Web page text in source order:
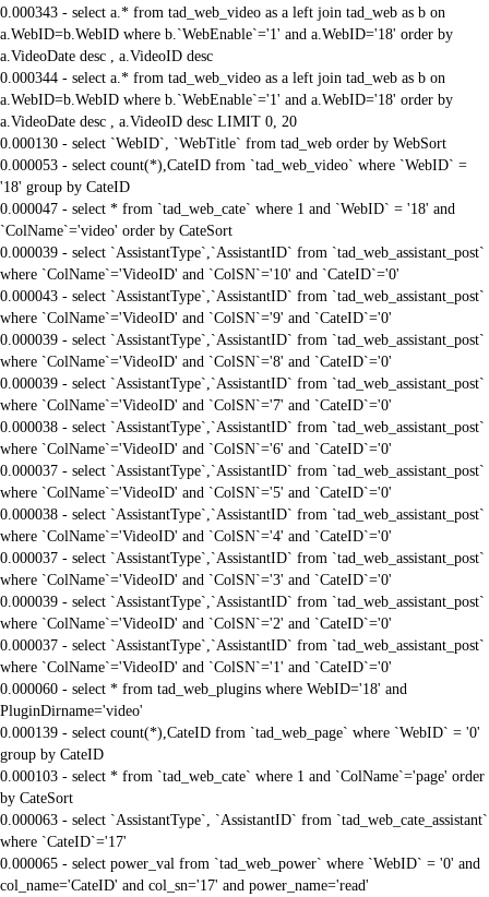
0.000343 - select a.* from tad_web_video as a left join tad_web as b on
a.WebID=b.WebID where b.`WebEnable`='1' and a.WebID='18' order by
a.VideoDate desc , a.VideoID desc
0.000344 - select a.* from tad_web_video as a left join tad_web as b on
a.WebID=b.WebID where b.`WebEnable`='1' and a.WebID='18' order by
a.VideoDate desc , a.VideoID desc LIMIT 0, 20
0.000130 - select `WebID`, `WebTitle` from tad_web order by WebSort
0.000053 - select count(*),CateID from `tad_web_video` where `WebID` =
'18' group by CateID
0.000047 - select * from `tad_web_cate` where 1 and `WebID` = '18' and
`ColName`='video' order by CateSort
0.000039 - select `AssistantType`,`AssistantID` from `tad_web_assistant_post`
where `ColName`='VideoID' and `ColSN`='10' and `CateID`='0'
0.000043 - select `AssistantType`,`AssistantID` from `tad_web_assistant_post`
where `ColName`='VideoID' and `ColSN`='9' and `CateID`='0'
0.000039 - select `AssistantType`,`AssistantID` from `tad_web_assistant_post`
where `ColName`='VideoID' and `ColSN`='8' and `CateID`='0'
0.000039 - select `AssistantType`,`AssistantID` from `tad_web_assistant_post`
where `ColName`='VideoID' and `ColSN`='7' and `CateID`='0'
0.000038 - select `AssistantType`,`AssistantID` from `tad_web_assistant_post`
where `ColName`='VideoID' and `ColSN`='6' and `CateID`='0'
0.000037 - select `AssistantType`,`AssistantID` from `tad_web_assistant_post`
where `ColName`='VideoID' and `ColSN`='5' and `CateID`='0'
0.000038 - select `AssistantType`,`AssistantID` from `tad_web_assistant_post`
where `ColName`='VideoID' and `ColSN`='4' and `CateID`='0'
0.000037 - select `AssistantType`,`AssistantID` from `tad_web_assistant_post`
where `ColName`='VideoID' and `ColSN`='3' and `CateID`='0'
0.000039 - select `AssistantType`,`AssistantID` from `tad_web_assistant_post`
where `ColName`='VideoID' and `ColSN`='2' and `CateID`='0'
0.000037 - select `AssistantType`,`AssistantID` from `tad_web_assistant_post`
where `ColName`='VideoID' and `ColSN`='1' and `CateID`='0'
0.000060 - select * from tad_web_plugins where WebID='18' and
PluginDirname='video'
0.000139 - select count(*),CateID from `tad_web_page` where `WebID` = '0'
group by CateID
0.000103 - select * from `tad_web_cate` where 1 and `ColName`='page' order
by CateSort
0.000063 - select `AssistantType`, `AssistantID` from `tad_web_cate_assistant`
where `CateID`='17'
0.000065 - select power_val from `tad_web_power` where `WebID` = '0' and
col_name='CateID' and col_sn='17' and power_name='read'